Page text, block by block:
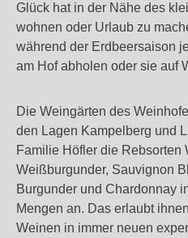
Glück hat in der Nähe des
wohnen oder Urlaub zu
während der Erdbeersaison
am Hof abholen oder sie auf
Die Weingärten des
den Lagen Kampelberg und
Familie Höfler die Rebsorten
Weißburgunder, Sauvignon
Burgunder und Chardonnay
Mengen an. Das erlaubt
Weinen in immer neuen